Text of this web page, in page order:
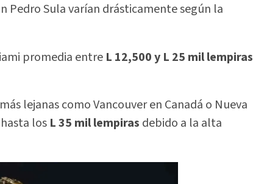
Pedro Sula varían drásticamente según la
promedia entre L 12,500 y L 25 mil lempiras
lejanas como Vancouver en Canadá o Nueva
los L 35 mil lempiras debido a la alta